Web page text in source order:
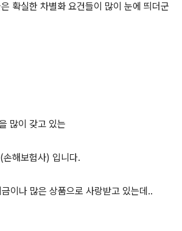
확실한 차별화 요건들이 많이 눈에 띄더군
많이 갖고 있는
해보험사) 입니다.
이나 많은 상품으로 사랑받고 있는데..